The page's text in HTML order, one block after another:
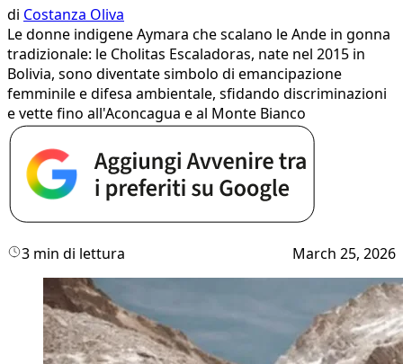
di Costanza Oliva
Le donne indigene Aymara che scalano le Ande in gonna
tradizionale: le Cholitas Escaladoras, nate nel 2015 in
Bolivia, sono diventate simbolo di emancipazione
femminile e difesa ambientale, sfidando discriminazioni
e vette fino all'Aconcagua e al Monte Bianco
3 min di lettura March 25, 2026